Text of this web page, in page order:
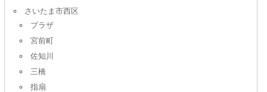
さいたま市西区
プラザ
宮前町
佐知川
三橋
指扇